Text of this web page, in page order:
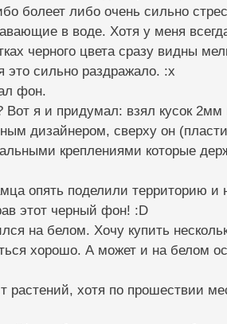
болеет либо очень сильно
в воде. Хотя у меня
черного цвета сразу видны
это сильно раздражало. :x
фон.
я и придумал: взял кусок 2мм
дизайнером, сверху он
креплениями которые
опять поделили территорию и
этот черный фон! :D
на белом. Хочу купить
хорошо. А может и на белом
хотя по прошествии